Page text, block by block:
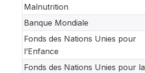
Malnutrition
Banque Mondiale
Fonds des Nations Unies pour
l’Enfance
Fonds des Nations Unies pour la